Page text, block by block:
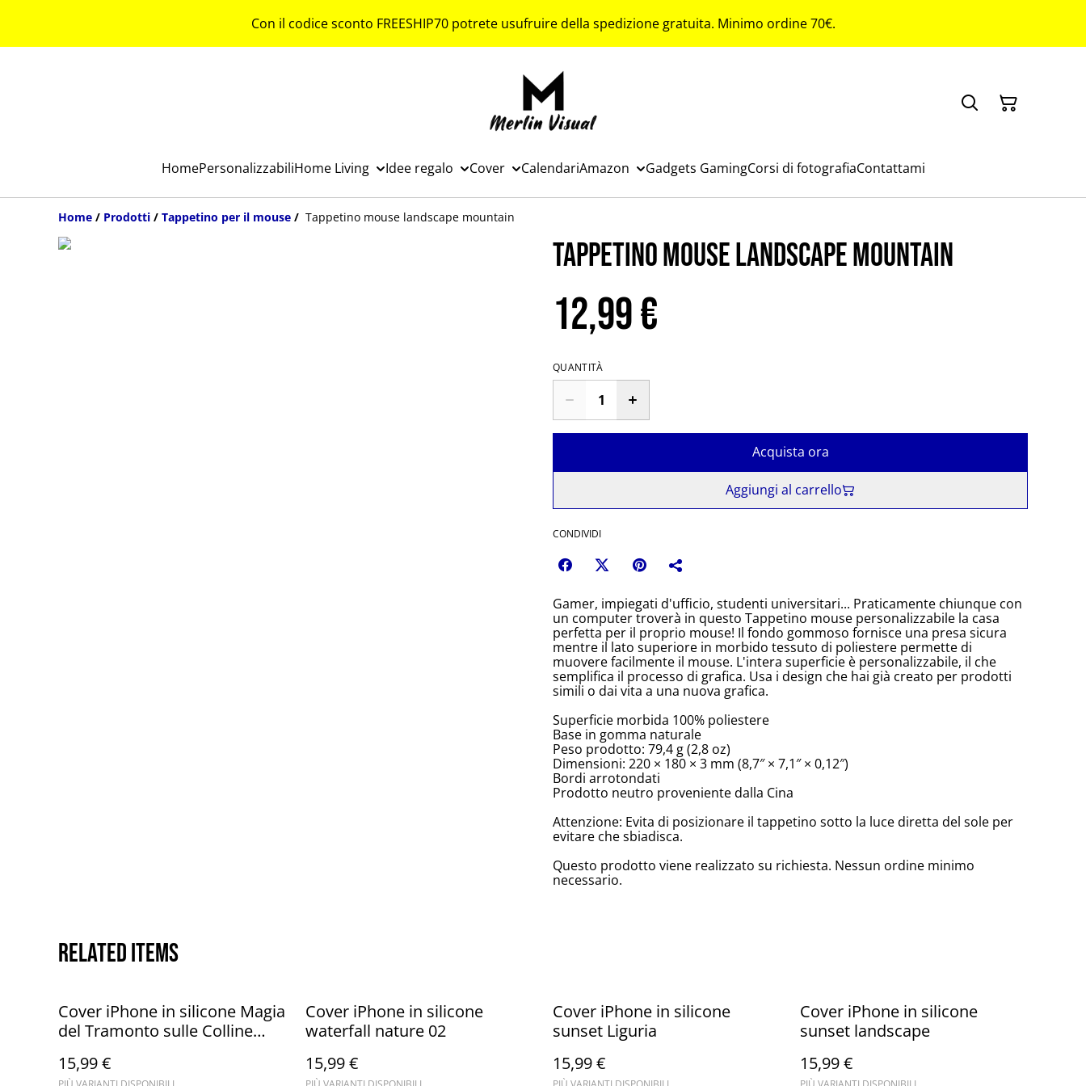
Con il codice sconto FREESHIP70 potrete usufruire della spedizione gratuita. Minimo ordine 70€.
HomePersonalizzabiliHome Living Idee regalo Cover CalendariAmazon Gadgets GamingCorsi di fotografiaContattami
Home / Prodotti / Tappetino per il mouse / Tappetino mouse landscape mountain
Tappetino mouse landscape mountain
12,99 €
QUANTITÀ
Acquista ora
Aggiungi al carrello
CONDIVIDI
Gamer, impiegati d'ufficio, studenti universitari... Praticamente chiunque con
un computer troverà in questo Tappetino mouse personalizzabile la casa
perfetta per il proprio mouse! Il fondo gommoso fornisce una presa sicura
mentre il lato superiore in morbido tessuto di poliestere permette di
muovere facilmente il mouse. L'intera superficie è personalizzabile, il che
semplifica il processo di grafica. Usa i design che hai già creato per prodotti
simili o dai vita a una nuova grafica.
Superficie morbida 100% poliestere
Base in gomma naturale
Peso prodotto: 79,4 g (2,8 oz)
Dimensioni: 220 × 180 × 3 mm (8,7″ × 7,1″ × 0,12″)
Bordi arrotondati
Prodotto neutro proveniente dalla Cina
Attenzione: Evita di posizionare il tappetino sotto la luce diretta del sole per
evitare che sbiadisca.
Questo prodotto viene realizzato su richiesta. Nessun ordine minimo
necessario.
Related items
Cover iPhone in silicone Magia
del Tramonto sulle Colline
15,99 €
Cover iPhone in silicone
waterfall nature 02
15,99 €
Cover iPhone in silicone
sunset Liguria
15,99 €
Cover iPhone in silicone
sunset landscape
15,99 €